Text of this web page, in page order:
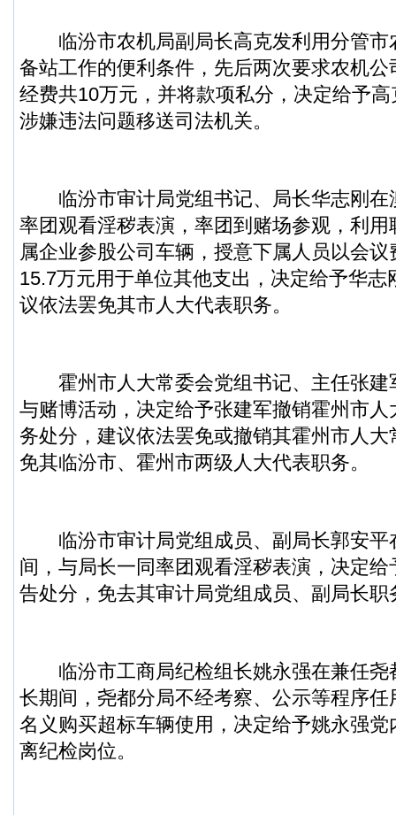
临汾市农机局副局长高克发利用分管市
备站工作的便利条件，先后两次要求农机
经费共10万元，并将款项私分，决定给予
涉嫌违法问题移送司法机关。
临汾市审计局党组书记、局长华志刚在
率团观看淫秽表演，率团到赌场参观，利
属企业参股公司车辆，授意下属人员以会
15.7万元用于单位其他支出，决定给予华志
议依法罢免其市人大代表职务。
霍州市人大常委会党组书记、主任张建
与赌博活动，决定给予张建军撤销霍州市
务处分，建议依法罢免或撤销其霍州市人
免其临汾市、霍州市两级人大代表职务。
临汾市审计局党组成员、副局长郭安平
间，与局长一同率团观看淫秽表演，决定
告处分，免去其审计局党组成员、副局长
临汾市工商局纪检组长姚永强在兼任尧
长期间，尧都分局不经考察、公示等程序
名义购买超标车辆使用，决定给予姚永强
离纪检岗位。